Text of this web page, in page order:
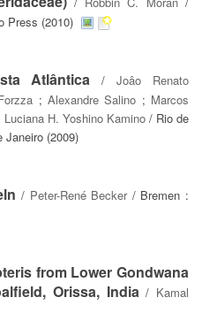
Press (2010)
Atlântica /Joâo Renato
;Alexandre Salino ; Marcos
Luciana H. Yoshino Kamino/ Rio de
Janeiro (2009)
/ Peter-René Becker/ Bremen :
from Lower Gondwana
Orissa, India/ Kamal